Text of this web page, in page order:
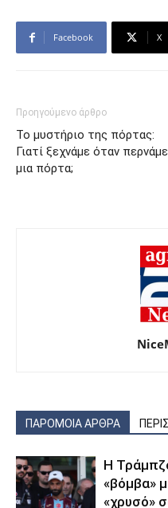
Facebook X
Προηγούμενο άρθρο
Το μυστήριο της πόρτας:
Γιατί ξεχνάμε όταν περνάμε
μια πόρτα;
ΠΑΡΟΜΟΙΑ ΑΡΘΡΑ
Η
«βόμβα»
«χρυσό»